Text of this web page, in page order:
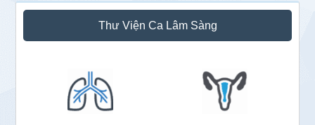
Sidebar
chính
Thư Viện Ca Lâm Sàng